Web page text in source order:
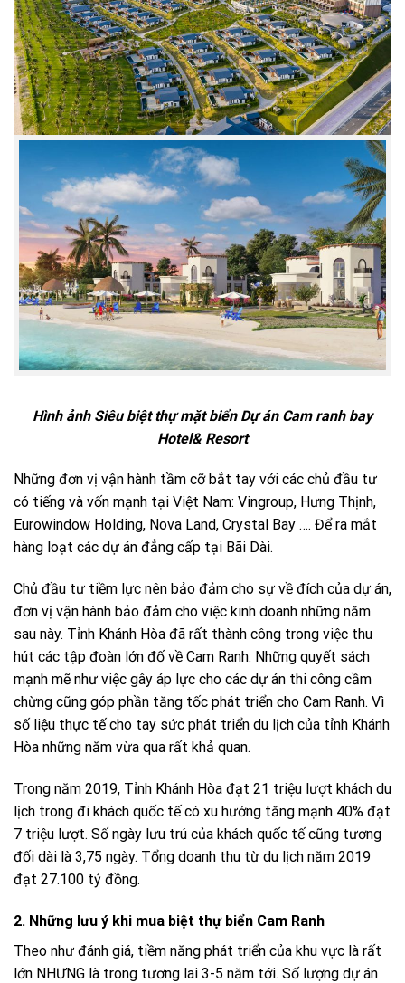
Hình ảnh Siêu biệt thự mặt biển Dự án Cam ranh bay
Hotel& Resort
Những đơn vị vận hành tầm cỡ bắt tay với các chủ đầu tư
có tiếng và vốn mạnh tại Việt Nam: Vingroup, Hưng Thịnh,
Eurowindow Holding, Nova Land, Crystal Bay …. Để ra mắt
hàng loạt các dự án đẳng cấp tại Bãi Dài.
Chủ đầu tư tiềm lực nên bảo đảm cho sự về đích của dự án,
đơn vị vận hành bảo đảm cho việc kinh doanh những năm
sau này. Tỉnh Khánh Hòa đã rất thành công trong việc thu
hút các tập đoàn lớn đố về Cam Ranh. Những quyết sách
mạnh mẽ như việc gây áp lực cho các dự án thi công cầm
chừng cũng góp phần tăng tốc phát triển cho Cam Ranh. Vì
số liệu thực tế cho tay sức phát triển du lịch của tỉnh Khánh
Hòa những năm vừa qua rất khả quan.
Trong năm 2019, Tỉnh Khánh Hòa đạt 21 triệu lượt khách du
lịch trong đi khách quốc tế có xu hướng tăng mạnh 40% đạt
7 triệu lượt. Số ngày lưu trú của khách quốc tế cũng tương
đối dài là 3,75 ngày. Tổng doanh thu từ du lịch năm 2019
đạt 27.100 tỷ đồng.
2. Những lưu ý khi mua biệt thự biển Cam Ranh
Theo như đánh giá, tiềm năng phát triển của khu vực là rất
lớn NHƯNG là trong tương lai 3-5 năm tới. Số lượng dự án